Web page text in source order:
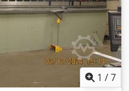
del motor: 11 kW Peso:
mm Ancho de la mesa:
420 mm Control CNC
tensión. FOLLETO E
BAJO SOLICITUD.
1 /7